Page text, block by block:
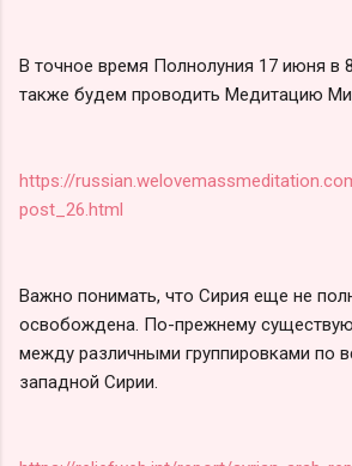
В точное время Полнолуния 17 июня в
также будем проводить Медитацию
https://
post_26.html
Важно понимать, что Сирия еще не
освобождена. По-прежнему
между различными группировками по
западной Сирии.